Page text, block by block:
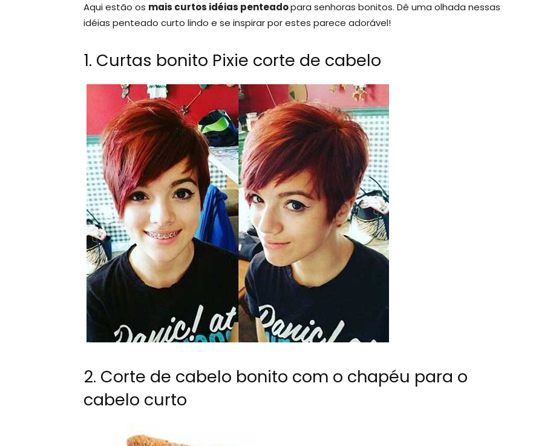
Aqui estão os mais curtos idéias penteadopara senhoras bonitos. Dê uma olhada nessas
idéias penteado curto lindo e se inspirar por estes parece adorável!
1. Curtas bonito Pixie corte de cabelo
2. Corte de cabelo bonito com o chapéu para o
cabelo curto